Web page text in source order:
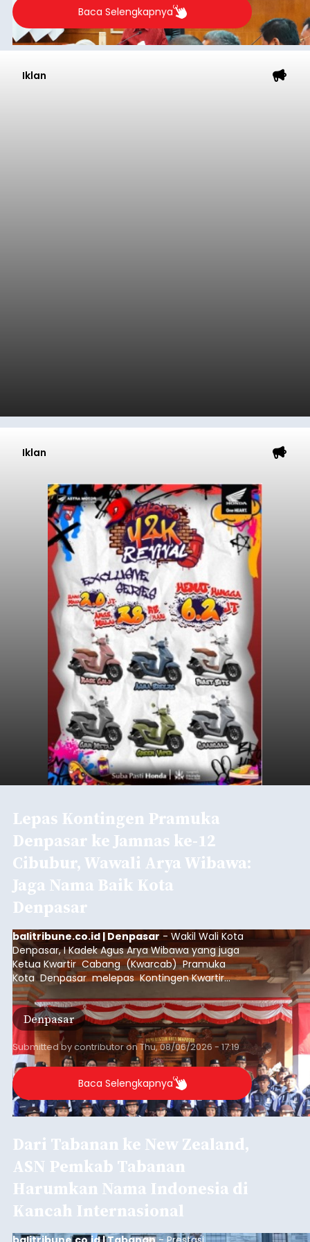
Baca Selengkapnya
Iklan
Iklan
Lepas Kontingen Pramuka
Denpasar ke Jamnas ke-12
Cibubur, Wawali Arya Wibawa:
Jaga Nama Baik Kota
Denpasar
balitribune.co.id | Denpasar- Wakil Wali Kota
Denpasar, I Kadek Agus Arya Wibawa yang juga
Ketua Kwartir Cabang (Kwarcab) Pramuka
Kota Denpasar melepas Kontingen Kwartir
Cabang Gerakan Pramuka Denpasar yang akan
mengikuti Jambore Nasional Pramuka ke-12
Tahun 2026 di Bumi Perkemahan Cibubur,
Jakarta Timur.
Denpasar
Submitted bycontributoronThu, 08/06/2026 - 17:19
Baca Selengkapnya
Dari Tabanan ke New Zealand,
ASN Pemkab Tabanan
Harumkan Nama Indonesia di
Kancah Internasional